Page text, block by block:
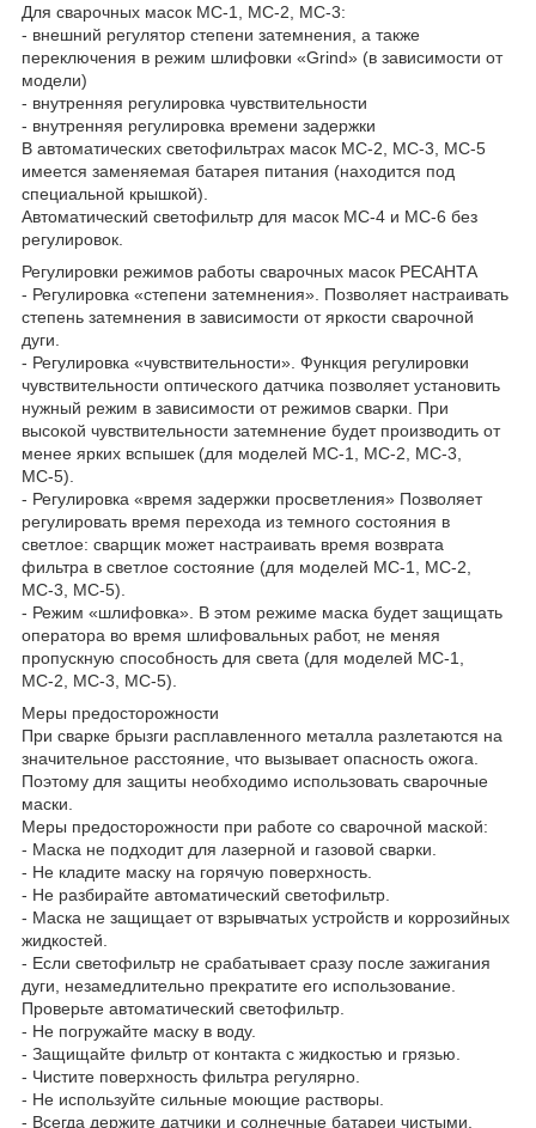
Для сварочных масок МС-1, МС-2, МС-3:
- внешний регулятор степени затемнения, а также
переключения в режим шлифовки «Grind» (в зависимости от
модели)
- внутренняя регулировка чувствительности
- внутренняя регулировка времени задержки
В автоматических светофильтрах масок МС-2, МС-3, МС-5
имеется заменяемая батарея питания (находится под
специальной крышкой).
Автоматический светофильтр для масок МС-4 и МС-6 без
регулировок.
Регулировки режимов работы сварочных масок РЕСАНТА
- Регулировка «степени затемнения». Позволяет настраивать
степень затемнения в зависимости от яркости сварочной
дуги.
- Регулировка «чувствительности». Функция регулировки
чувствительности оптического датчика позволяет установить
нужный режим в зависимости от режимов сварки. При
высокой чувствительности затемнение будет производить от
менее ярких вспышек (для моделей МС-1, МС-2, МС-3,
МС-5).
- Регулировка «время задержки просветления» Позволяет
регулировать время перехода из темного состояния в
светлое: сварщик может настраивать время возврата
фильтра в светлое состояние (для моделей МС-1, МС-2,
МС-3, МС-5).
- Режим «шлифовка». В этом режиме маска будет защищать
оператора во время шлифовальных работ, не меняя
пропускную способность для света (для моделей МС-1,
МС-2, МС-3, МС-5).
Меры предосторожности
При сварке брызги расплавленного металла разлетаются на
значительное расстояние, что вызывает опасность ожога.
Поэтому для защиты необходимо использовать сварочные
маски.
Меры предосторожности при работе со сварочной маской:
- Маска не подходит для лазерной и газовой сварки.
- Не кладите маску на горячую поверхность.
- Не разбирайте автоматический светофильтр.
- Маска не защищает от взрывчатых устройств и коррозийных
жидкостей.
- Если светофильтр не срабатывает сразу после зажигания
дуги, незамедлительно прекратите его использование.
Проверьте автоматический светофильтр.
- Не погружайте маску в воду.
- Защищайте фильтр от контакта с жидкостью и грязью.
- Чистите поверхность фильтра регулярно.
- Не используйте сильные моющие растворы.
- Всегда держите датчики и солнечные батареи чистыми.